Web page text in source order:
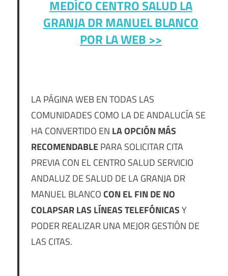
MEDÍCO CENTRO SALUD LA
GRANJA DR MANUEL BLANCO
POR LA WEB >>
LA PÁGINA WEB EN TODAS LAS
COMUNIDADES COMO LA DE ANDALUCÍA SE
HA CONVERTIDO EN LA OPCIÓN MÁS
RECOMENDABLEPARA SOLICITAR CITA
PREVIA CON EL CENTRO SALUD SERVICIO
ANDALUZ DE SALUD DE LA GRANJA DR
MANUEL BLANCOCON EL FIN DE NO
COLAPSAR LAS LÍNEAS TELEFÓNICASY
PODER REALIZAR UNA MEJOR GESTIÓN DE
LAS CITAS.